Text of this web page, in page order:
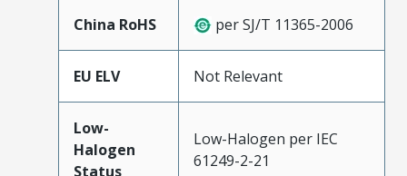
China RoHS per SJ/T 11365-2006
EU ELV Not Relevant
Low-
Halogen
Status
Low-Halogen per IEC
61249-2-21